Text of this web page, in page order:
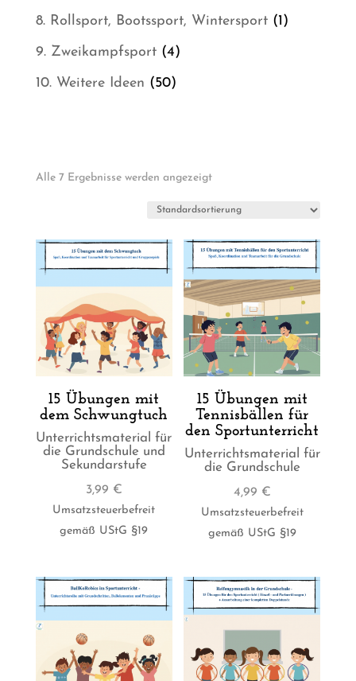
Produkte
8. Rollsport, Bootssport, Wintersport 11
9. Zweikampfsport 44
Produkte
10. Weitere Ideen 5050
Alle 7 Ergebnisse werden angezeigt
15 Übungen mit
dem Schwungtuch
Unterrichtsmaterial für
die Grundschule und
Sekundarstufe
3,99 €
Umsatzsteuerbefreit
gemäß UStG §19
15 Übungen mit
Tennisbällen für
den Sportunterricht
Unterrichtsmaterial für
die Grundschule
4,99 €
Umsatzsteuerbefreit
gemäß UStG §19